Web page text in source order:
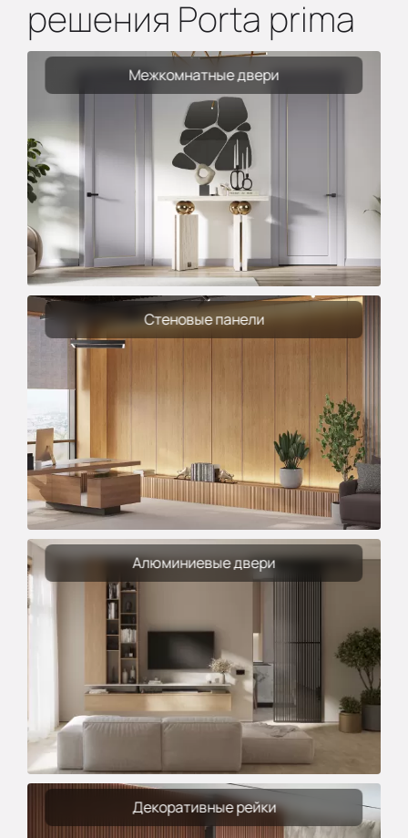
решения Porta prima
Межкомнатные двери
Стеновые панели
Алюминиевые двери
Декоративные рейки